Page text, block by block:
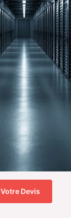
Votre Devis